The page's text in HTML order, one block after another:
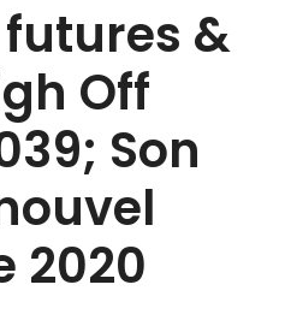
&
Off
Son
2020